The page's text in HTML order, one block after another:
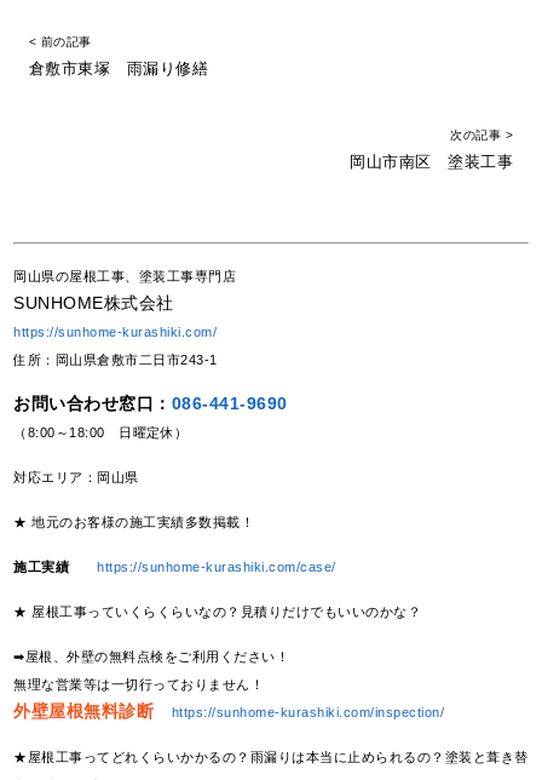
< 前の記事
倉敷市東塚 雨漏り修繕
次の記事 >
岡山市南区 塗装工事
岡山県の屋根工事、塗装工事専門店
SUNHOME株式会社
https://sunhome-kurashiki.com/
住所：岡山県倉敷市二日市243-1
お問い合わせ窓口： 086-441-9690
（8:00～18:00 日曜定休）
対応エリア：岡山県
★ 地元のお客様の施工実績多数掲載！
施工実績 https://sunhome-kurashiki.com/case/
★ 屋根工事っていくらくらいなの？見積りだけでもいいのかな？
➡屋根、外壁の無料点検をご利用ください！
無理な営業等は一切行っておりません！
外壁屋根無料診断 https://sunhome-kurashiki.com/inspection/
★屋根工事ってどれくらいかかるの？雨漏りは本当に止められるの？塗装と葺き替